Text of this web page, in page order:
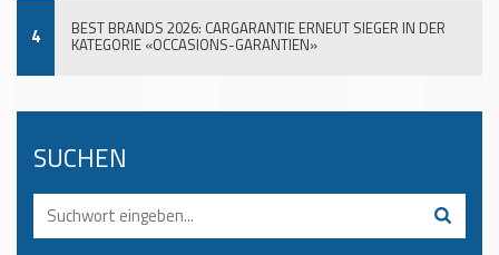
4 BEST BRANDS 2026: CARGARANTIE ERNEUT SIEGER IN DER
KATEGORIE «OCCASIONS-GARANTIEN»
SUCHEN